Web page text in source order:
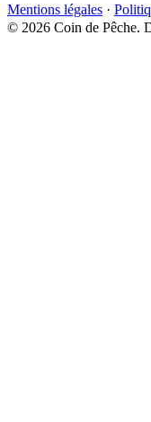
Mentions légales ·
© 2026 Coin de Pêche.